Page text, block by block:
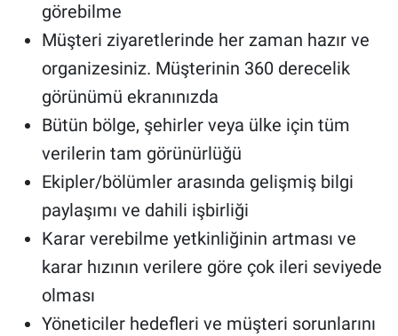
görebilme
Müşteri ziyaretlerinde her zaman hazır ve
organizesiniz. Müşterinin 360 derecelik
görünümü ekranınızda
Bütün bölge, şehirler veya ülke için tüm
verilerin tam görünürlüğü
Ekipler/bölümler arasında gelişmiş bilgi
paylaşımı ve dahili işbirliği
Karar verebilme yetkinliğinin artması ve
karar hızının verilere göre çok ileri seviyede
olması
Yöneticiler hedefleri ve müşteri sorunlarını